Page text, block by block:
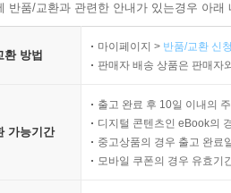
반품/교환과 관련한 안내가 있는경우 아
환 방법
마이페이지 > 반품/교환 신
판매자 배송 상품은 판매자
가능기간
출고 완료 후 10일 이내의
디지털 콘텐츠인 eBook의
중고상품의 경우 출고 완료
모바일 쿠폰의 경우 유효기